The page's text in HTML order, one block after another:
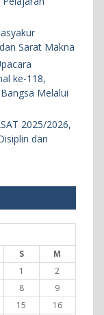
MTs
Al-
MTs
Pelajaran
Sarat Makna
ke-118,
Melalui
2025/2026,
dan
S
M
1
2
8
9
15
16